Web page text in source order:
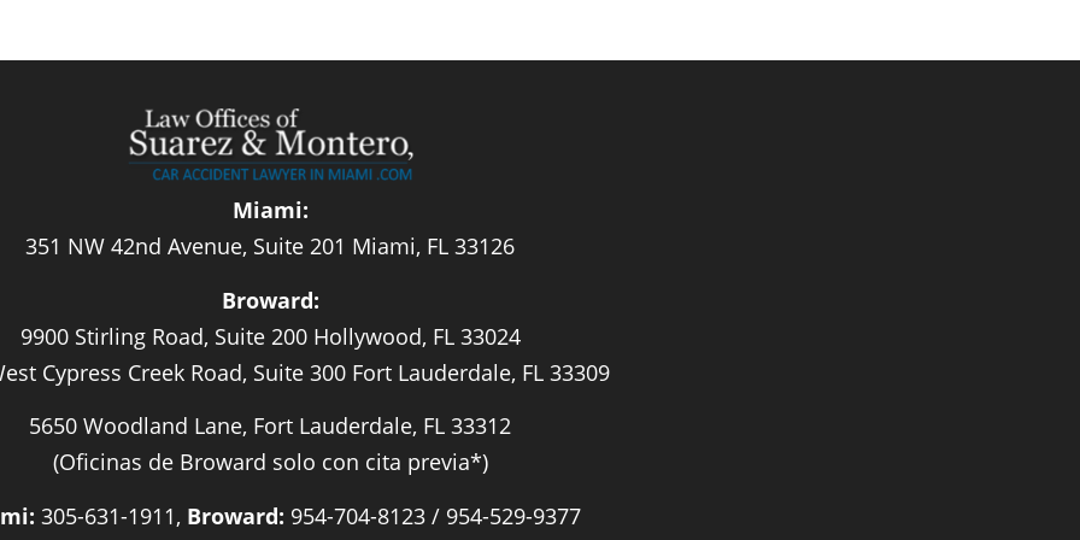
Miami:
351 NW 42nd Avenue, Suite 201 Miami, FL 33126
Broward:
9900 Stirling Road, Suite 200 Hollywood, FL 33024
Cypress Creek Road, Suite 300 Fort Lauderdale, FL 33309
5650 Woodland Lane, Fort Lauderdale, FL 33312
(Oficinas de Broward solo con cita previa*)
305-631-1911, Broward: 954-704-8123 / 954-529-9377